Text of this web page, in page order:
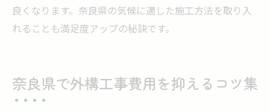
良くなります。奈良県の気候に適した施工方法を取り入
れることも満足度アップの秘訣です。
奈良県で外構工事費用を抑えるコツ集